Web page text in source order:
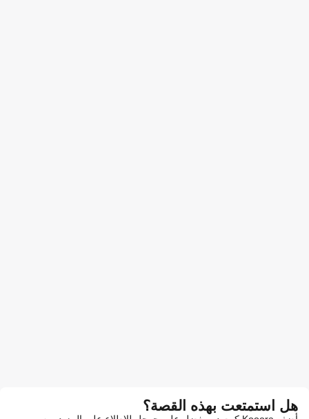
هل استمتعت بهذه القصة؟